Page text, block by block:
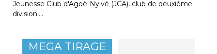
Jeunesse Club d'Agoè-Nyivé (JCA), club de deuxième
division.…
MEGA TIRAGE